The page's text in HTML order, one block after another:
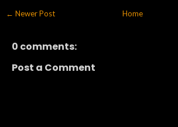
← Newer Post Home
0 comments:
Post a Comment